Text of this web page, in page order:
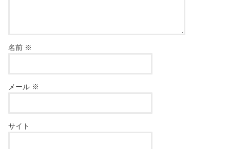
名前 ※
メール ※
サイト